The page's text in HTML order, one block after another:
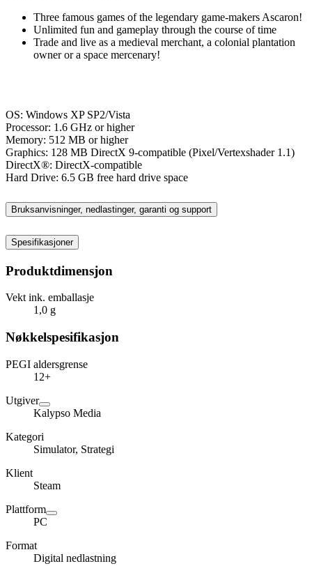
Three famous games of the legendary game-makers Ascaron!
Unlimited fun and gameplay through the course of time
Trade and live as a medieval merchant, a colonial plantation
owner or a space mercenary!
OS: Windows XP SP2/Vista
Processor: 1.6 GHz or higher
Memory: 512 MB or higher
Graphics: 128 MB DirectX 9-compatible (Pixel/Vertexshader 1.1)
DirectX®: DirectX-compatible
Hard Drive: 6.5 GB free hard drive space
Bruksanvisninger, nedlastinger, garanti og support
Spesifikasjoner
Produktdimensjon
Vekt ink. emballasje
1,0 g
Nøkkelspesifikasjon
PEGI aldersgrense
12+
Utgiver
Kalypso Media
Kategori
Simulator, Strategi
Klient
Steam
Plattform
PC
Format
Digital nedlastning